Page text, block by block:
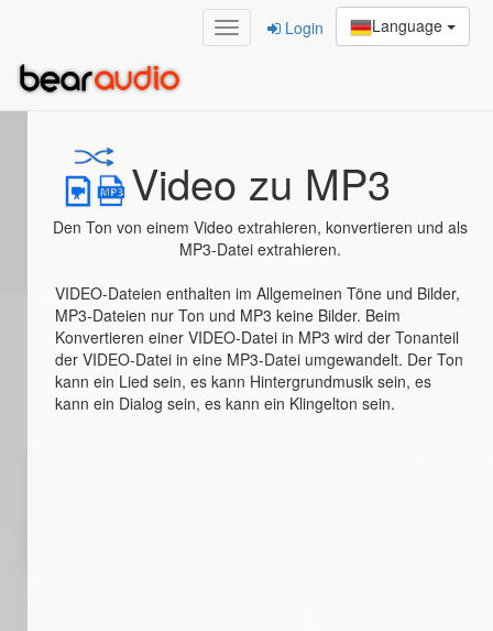
Language
Login
Video zu MP3
Den Ton von einem Video extrahieren, konvertieren und als
MP3-Datei extrahieren.
VIDEO-Dateien enthalten im Allgemeinen Töne und Bilder,
MP3-Dateien nur Ton und MP3 keine Bilder. Beim
Konvertieren einer VIDEO-Datei in MP3 wird der Tonanteil
der VIDEO-Datei in eine MP3-Datei umgewandelt. Der Ton
kann ein Lied sein, es kann Hintergrundmusik sein, es
kann ein Dialog sein, es kann ein Klingelton sein.